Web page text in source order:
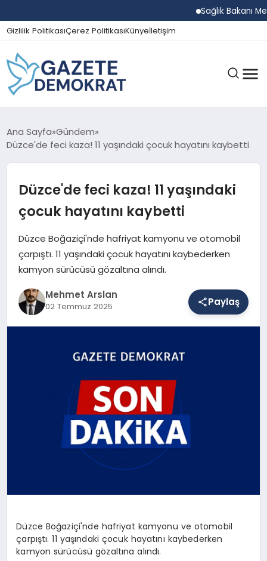
Sağlık Bakanı
Gizlilik PolitikasıÇerez PolitikasıKünyeİletişim
GÜNDEM
SPOR
MAGAZIN
SAĞLIK
Ana Sayfa Gündem
Düzce'de feci kaza! 11 yaşındaki çocuk hayatını kaybetti
Düzce'de feci kaza! 11 yaşındaki
çocuk hayatını kaybetti
Düzce Boğaziçi'nde hafriyat kamyonu ve otomobil
çarpıştı. 11 yaşındaki çocuk hayatını kaybederken
kamyon sürücüsü gözaltına alındı.
Mehmet Arslan
02 Temmuz 2025 Paylaş
Düzce Boğaziçi'nde hafriyat kamyonu ve otomobil
çarpıştı. 11 yaşındaki çocuk hayatını kaybederken
kamyon sürücüsü gözaltına alındı.